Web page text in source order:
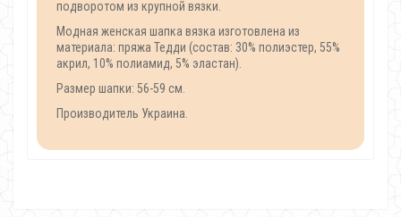
подворотом из крупной вязки.
Модная женская шапка вязка изготовлена из
материала: пряжа Тедди (состав: 30% полиэстер, 55%
акрил, 10% полиамид, 5% эластан).
Размер шапки: 56-59 см.
Производитель Украина.